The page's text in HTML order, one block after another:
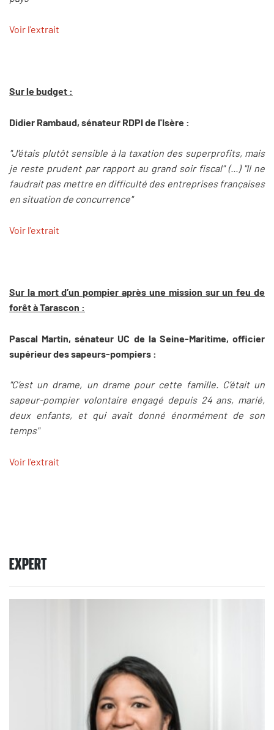
Voir l'extrait
Sur le budget :
Didier Rambaud, sénateur RDPI de l'Isère :
"J'étais plutôt sensible à la taxation des superprofits, mais
je reste prudent par rapport au grand soir fiscal" (...) "Il ne
faudrait pas mettre en difficulté des entreprises françaises
en situation de concurrence"
Voir l'extrait
Sur la mort d’un pompier après une mission sur un feu de
forêt à Tarascon :
Pascal Martin, sénateur UC de la Seine-Maritime, officier
supérieur des sapeurs-pompiers :
"C’est un drame, un drame pour cette famille. C’était un
sapeur-pompier volontaire engagé depuis 24 ans, marié,
deux enfants, et qui avait donné énormément de son
temps"
Voir l'extrait
EXPERT